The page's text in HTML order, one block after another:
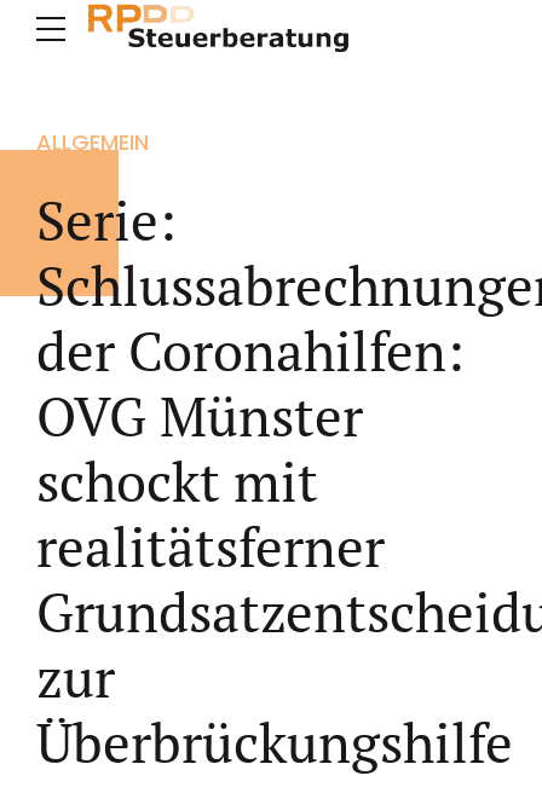
ALLGEMEIN
Serie:
der Coronahilfen:
OVG Münster
schockt mit
realitätsferner
zur
Überbrückungshilfe